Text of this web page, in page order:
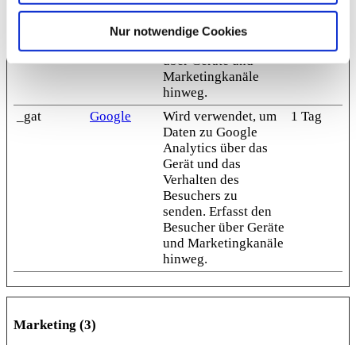
Nur notwendige Cookies
Verhalten des
Besuchers zu senden.
über Geräte und
Marketingkanäle
hinweg.
_gat Google
Wird verwendet, um
Daten zu Google
Analytics über das
Gerät und das
Verhalten des
Besuchers zu
senden. Erfasst den
Besucher über Geräte
und Marketingkanäle
hinweg.
1 Tag
Marketing (3)